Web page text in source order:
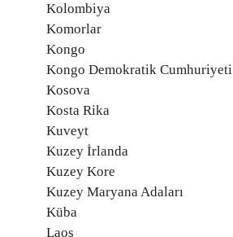
Kolombiya
Komorlar
Kongo
Kongo Demokratik Cumhuriyeti
Kosova
Kosta Rika
Kuveyt
Kuzey İrlanda
Kuzey Kore
Kuzey Maryana Adaları
Küba
Laos